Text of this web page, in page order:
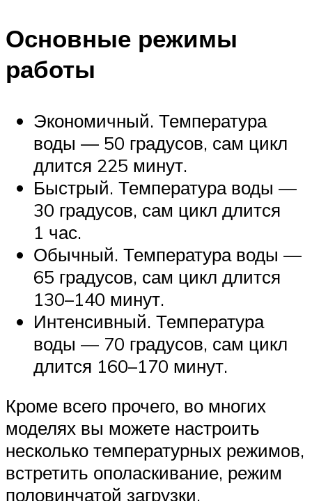
Основные режимы
работы
Экономичный. Температура
воды — 50 градусов, сам цикл
длится 225 минут.
Быстрый. Температура воды —
30 градусов, сам цикл длится
1 час.
Обычный. Температура воды —
65 градусов, сам цикл длится
130–140 минут.
Интенсивный. Температура
воды — 70 градусов, сам цикл
длится 160–170 минут.
Кроме всего прочего, во многих
моделях вы можете настроить
несколько температурных режимов,
встретить ополаскивание, режим
половинчатой загрузки,